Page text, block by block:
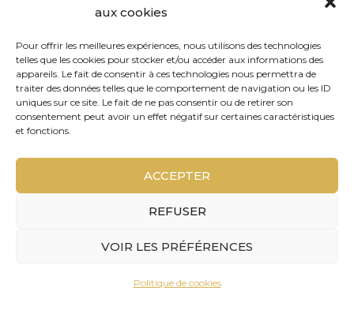
aux cookies
Pour offrir les meilleures expériences, nous utilisons des technologies
telles que les cookies pour stocker et/ou accéder aux informations des
appareils. Le fait de consentir à ces technologies nous permettra de
traiter des données telles que le comportement de navigation ou les ID
uniques sur ce site. Le fait de ne pas consentir ou de retirer son
consentement peut avoir un effet négatif sur certaines caractéristiques
et fonctions.
ACCEPTER
REFUSER
VOIR LES PRÉFÉRENCES
Politique de cookies
Ravalement
sur façade
RGE
Nous
contacter
légales
de
Copyright © 2026 – HABSO –Agence Web Offshore